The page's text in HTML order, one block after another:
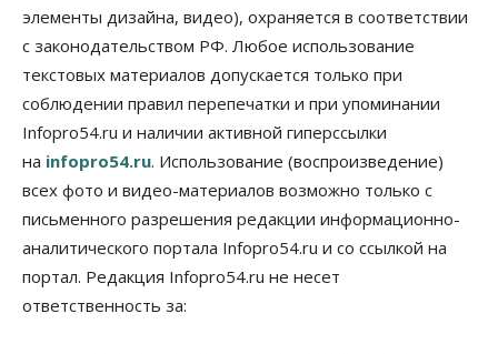
Недвижимость
Новосибирску нужны яркие объекты и
градообразующие общественные здания
10 Августа 2026, 14:30
Общество
Предложения по строительству частных
бомбоубежищ появились на российском рынке
10 Августа 2026, 14:00
Бизнес Общество
В Новосибирске сформировалось
профессиональное сообщество стендап-комиков
10 Августа 2026, 13:30
элементы дизайна, видео), охраняется в соответствии
с законодательством РФ. Любое использование
текстовых материалов допускается только при
соблюдении правил перепечатки и при упоминании
Infopro54.ru и наличии активной гиперссылки
на infopro54.ru. Использование (воспроизведение)
всех фото и видео-материалов возможно только с
письменного разрешения редакции информационно-
аналитического портала Infopro54.ru и со ссылкой на
портал. Редакция Infopro54.ru не несет
ответственность за: